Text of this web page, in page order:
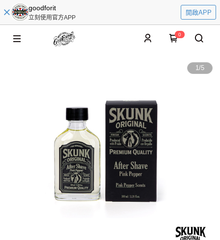
goodforit
立刻使用官方APP
開啟APP
0
1/5